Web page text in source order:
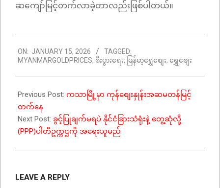
ဆကျော်မြင့်တက်လာခဲ့တာလည်းဖြစ်ပါတယ်။
01-
15
ON: JANUARY 15, 2026
TAGGED:
MYANMARGOLDPRICES, စီးပွားရေး, မြန်မာ့ရွှေစျေး, ရွှေစျေး
Previous Post: ကသာမြို့မှာ ကုန်စျေးနှုန်းအဆမတန်မြင့်
တက်နေ
Next Post: ခွင့်ပြုချက်မရပဲ နိုင်ငံခြားသံရုံးနဲ့ တွေ့ဆုံလို့
(PPP)ပါတီဥက္ကဌကို အရေးယူမည်
LEAVE A REPLY